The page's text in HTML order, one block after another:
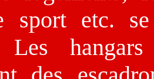
sport etc.
Les